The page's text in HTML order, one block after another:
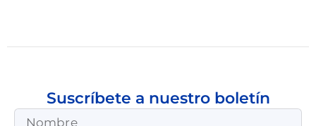
Suscríbete a nuestro boletín